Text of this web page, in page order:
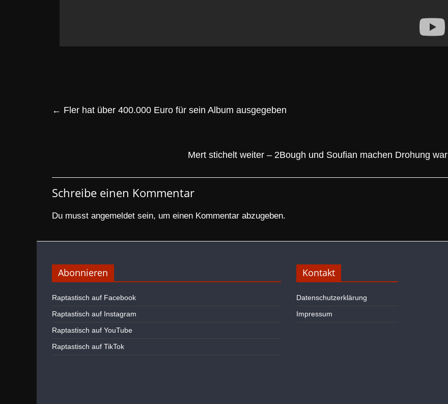
← Fler hat über 400.000 Euro für sein Album ausgegeben
Mert stichelt weiter – 2Bough und Soufian machen Drohung war
Schreibe einen Kommentar
Du musst angemeldet sein, um einen Kommentar abzugeben.
Abonnieren
Raptastisch auf Facebook
Raptastisch auf Instagram
Raptastisch auf YouTube
Raptastisch auf TikTok
Kontakt
Datenschutzerklärung
Impressum